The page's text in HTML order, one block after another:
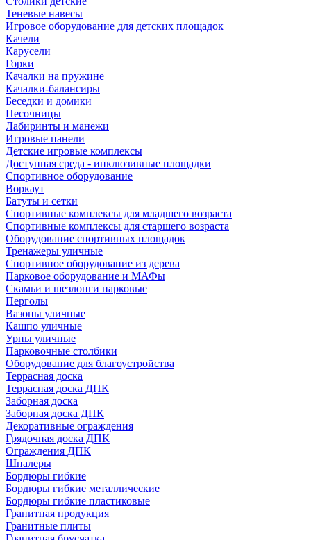
Теневые навесы
Игровое оборудование для детских площадок
Качели
Карусели
Горки
Качалки на пружине
Качалки-балансиры
Беседки и домики
Песочницы
Лабиринты и манежи
Игровые панели
Детские игровые комплексы
Доступная среда - инклюзивные площадки
Спортивное оборудование
Воркаут
Батуты и сетки
Спортивные комплексы для младшего возраста
Спортивные комплексы для старшего возраста
Оборудование спортивных площадок
Тренажеры уличные
Спортивное оборудование из дерева
Парковое оборудование и МАФы
Скамьи и шезлонги парковые
Перголы
Вазоны уличные
Кашпо уличные
Урны уличные
Парковочные столбики
Оборудование для благоустройства
Террасная доска
Террасная доска ДПК
Заборная доска
Заборная доска ДПК
Декоративные ограждения
Грядочная доска ДПК
Ограждения ДПК
Шпалеры
Бордюры гибкие
Бордюры гибкие металлические
Бордюры гибкие пластиковые
Гранитная продукция
Гранитные плиты